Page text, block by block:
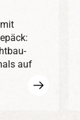
auf
Mehr
erfahren